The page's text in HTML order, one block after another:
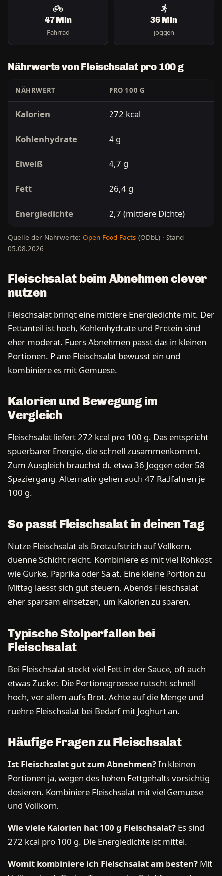
47 Min
Fahrrad
36 Min
joggen
Nährwerte von Fleischsalat pro 100 g
NÄHRWERT PRO 100 G
Kalorien 272 kcal
Kohlenhydrate 4 g
Eiweiß 4,7 g
Fett 26,4 g
Energiedichte 2,7 (mittlere Dichte)
Quelle der Nährwerte: Open Food Facts (ODbL) · Stand
05.08.2026
Fleischsalat beim Abnehmen clever
nutzen
Fleischsalat bringt eine mittlere Energiedichte mit. Der
Fettanteil ist hoch, Kohlenhydrate und Protein sind
eher moderat. Fuers Abnehmen passt das in kleinen
Portionen. Plane Fleischsalat bewusst ein und
kombiniere es mit Gemuese.
Kalorien und Bewegung im
Vergleich
Fleischsalat liefert 272 kcal pro 100 g. Das entspricht
spuerbarer Energie, die schnell zusammenkommt.
Zum Ausgleich brauchst du etwa 36 Joggen oder 58
Spaziergang. Alternativ gehen auch 47 Radfahren je
100 g.
So passt Fleischsalat in deinen Tag
Nutze Fleischsalat als Brotaufstrich auf Vollkorn,
duenne Schicht reicht. Kombiniere es mit viel Rohkost
wie Gurke, Paprika oder Salat. Eine kleine Portion zu
Mittag laesst sich gut steuern. Abends Fleischsalat
eher sparsam einsetzen, um Kalorien zu sparen.
Typische Stolperfallen bei
Fleischsalat
Bei Fleischsalat steckt viel Fett in der Sauce, oft auch
etwas Zucker. Die Portionsgroesse rutscht schnell
hoch, vor allem aufs Brot. Achte auf die Menge und
ruehre Fleischsalat bei Bedarf mit Joghurt an.
Häufige Fragen zu Fleischsalat
Ist Fleischsalat gut zum Abnehmen?In kleinen
Portionen ja, wegen des hohen Fettgehalts vorsichtig
dosieren. Kombiniere Fleischsalat mit viel Gemuese
und Vollkorn.
Wie viele Kalorien hat 100 g Fleischsalat? Es sind
272 kcal pro 100 g. Die Energiedichte ist mittel.
Womit kombiniere ich Fleischsalat am besten? Mit